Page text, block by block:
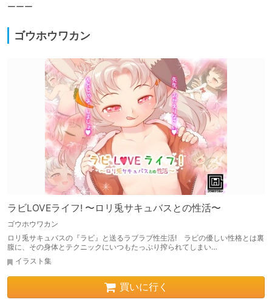
ーーー
ゴウホウワカン
ラビLOVEライフ! 〜ロリ兎サキュバスとの性活〜
ゴウホウワカン
ロリ兎サキュバスの『ラビ』と送るラブラブ性生活! ラビの優しい性格とは裏
腹に、その身体とテクニックにいつもたっぷり搾られてしまい…
イラスト集
買いに行く